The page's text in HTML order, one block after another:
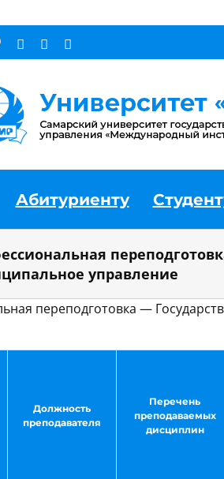
Абитуриенту
управление
переподготовка —
Должность
преподавателя
Перечень
преподаваемых
дисциплин